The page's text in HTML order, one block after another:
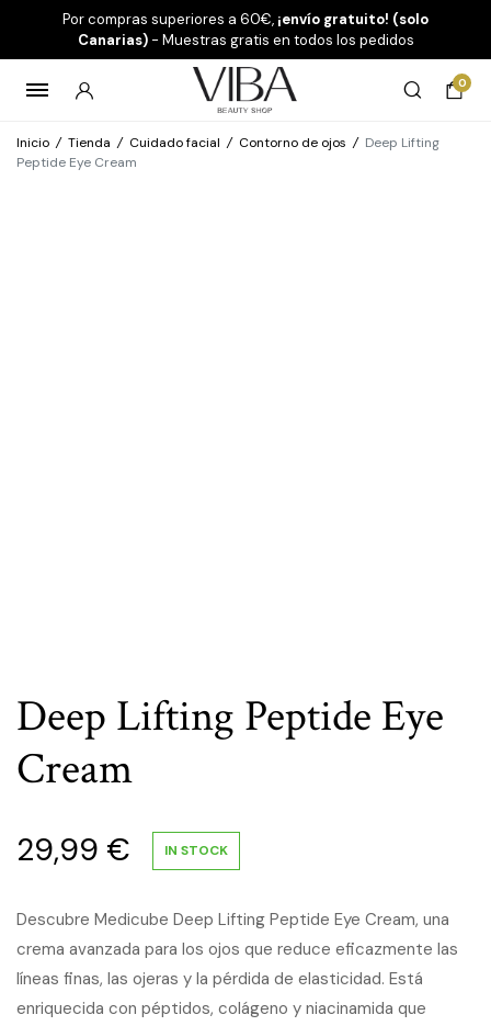
Por compras superiores a 60€, ¡envío gratuito! (solo
Canarias)- Muestras gratis en todos los pedidos
0
Inicio / Tienda / Cuidado facial / Contorno de ojos / Deep Lifting
Peptide Eye Cream
Deep Lifting Peptide Eye
Cream
29,99 € IN STOCK
Descubre Medicube Deep Lifting Peptide Eye Cream, una
crema avanzada para los ojos que reduce eficazmente las
líneas finas, las ojeras y la pérdida de elasticidad. Está
enriquecida con péptidos, colágeno y niacinamida que